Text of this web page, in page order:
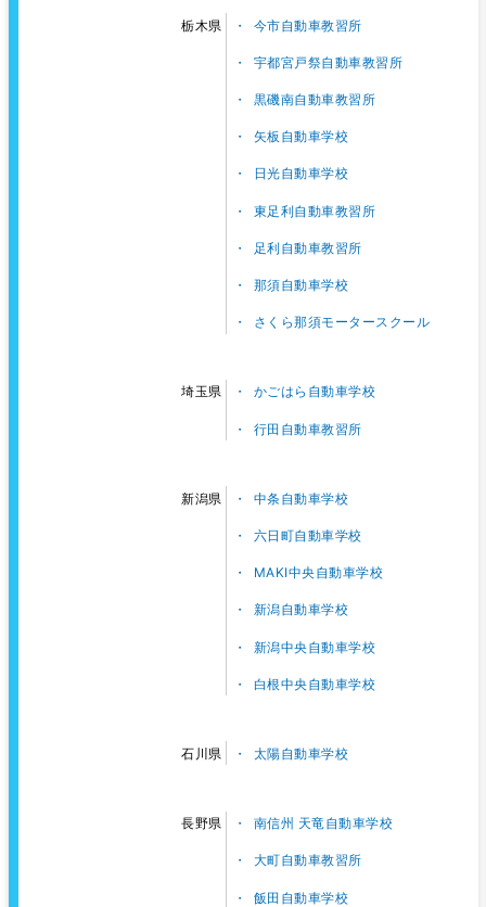
栃木県 今市自動車教習所
宇都宮戸祭自動車教習所
黒磯南自動車教習所
矢板自動車学校
日光自動車学校
東足利自動車教習所
足利自動車教習所
那須自動車学校
さくら那須モータースクール
埼玉県 かごはら自動車学校
行田自動車教習所
新潟県 中条自動車学校
六日町自動車学校
MAKI中央自動車学校
新潟自動車学校
新潟中央自動車学校
白根中央自動車学校
石川県 太陽自動車学校
長野県 南信州 天竜自動車学校
大町自動車教習所
飯田自動車学校